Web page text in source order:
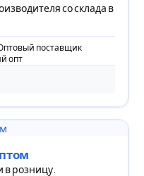
со склада в
поставщик
опт
в розницу.